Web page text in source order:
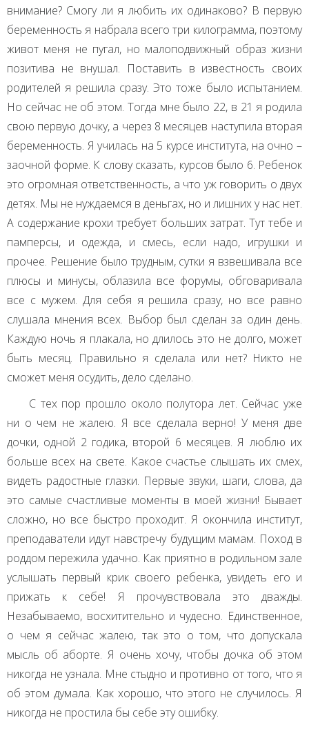
внимание? Смогу ли я любить их одинаково? В первую
беременность я набрала всего три килограмма, поэтому
живот меня не пугал, но малоподвижный образ жизни
позитива не внушал. Поставить в известность своих
родителей я решила сразу. Это тоже было испытанием.
Но сейчас не об этом. Тогда мне было 22, в 21 я родила
свою первую дочку, а через 8 месяцев наступила вторая
беременность. Я училась на 5 курсе института, на очно –
заочной форме. К слову сказать, курсов было 6. Ребенок
это огромная ответственность, а что уж говорить о двух
детях. Мы не нуждаемся в деньгах, но и лишних у нас нет.
А содержание крохи требует больших затрат. Тут тебе и
памперсы, и одежда, и смесь, если надо, игрушки и
прочее. Решение было трудным, сутки я взвешивала все
плюсы и минусы, облазила все форумы, обговаривала
все с мужем. Для себя я решила сразу, но все равно
слушала мнения всех. Выбор был сделан за один день.
Каждую ночь я плакала, но длилось это не долго, может
быть месяц. Правильно я сделала или нет? Никто не
сможет меня осудить, дело сделано.
С тех пор прошло около полутора лет. Сейчас уже
ни о чем не жалею. Я все сделала верно! У меня две
дочки, одной 2 годика, второй 6 месяцев. Я люблю их
больше всех на свете. Какое счастье слышать их смех,
видеть радостные глазки. Первые звуки, шаги, слова, да
это самые счастливые моменты в моей жизни! Бывает
сложно, но все быстро проходит. Я окончила институт,
преподаватели идут навстречу будущим мамам. Поход в
роддом пережила удачно. Как приятно в родильном зале
услышать первый крик своего ребенка, увидеть его и
прижать к себе! Я прочувствовала это дважды.
Незабываемо, восхитительно и чудесно. Единственное,
о чем я сейчас жалею, так это о том, что допускала
мысль об аборте. Я очень хочу, чтобы дочка об этом
никогда не узнала. Мне стыдно и противно от того, что я
об этом думала. Как хорошо, что этого не случилось. Я
никогда не простила бы себе эту ошибку.